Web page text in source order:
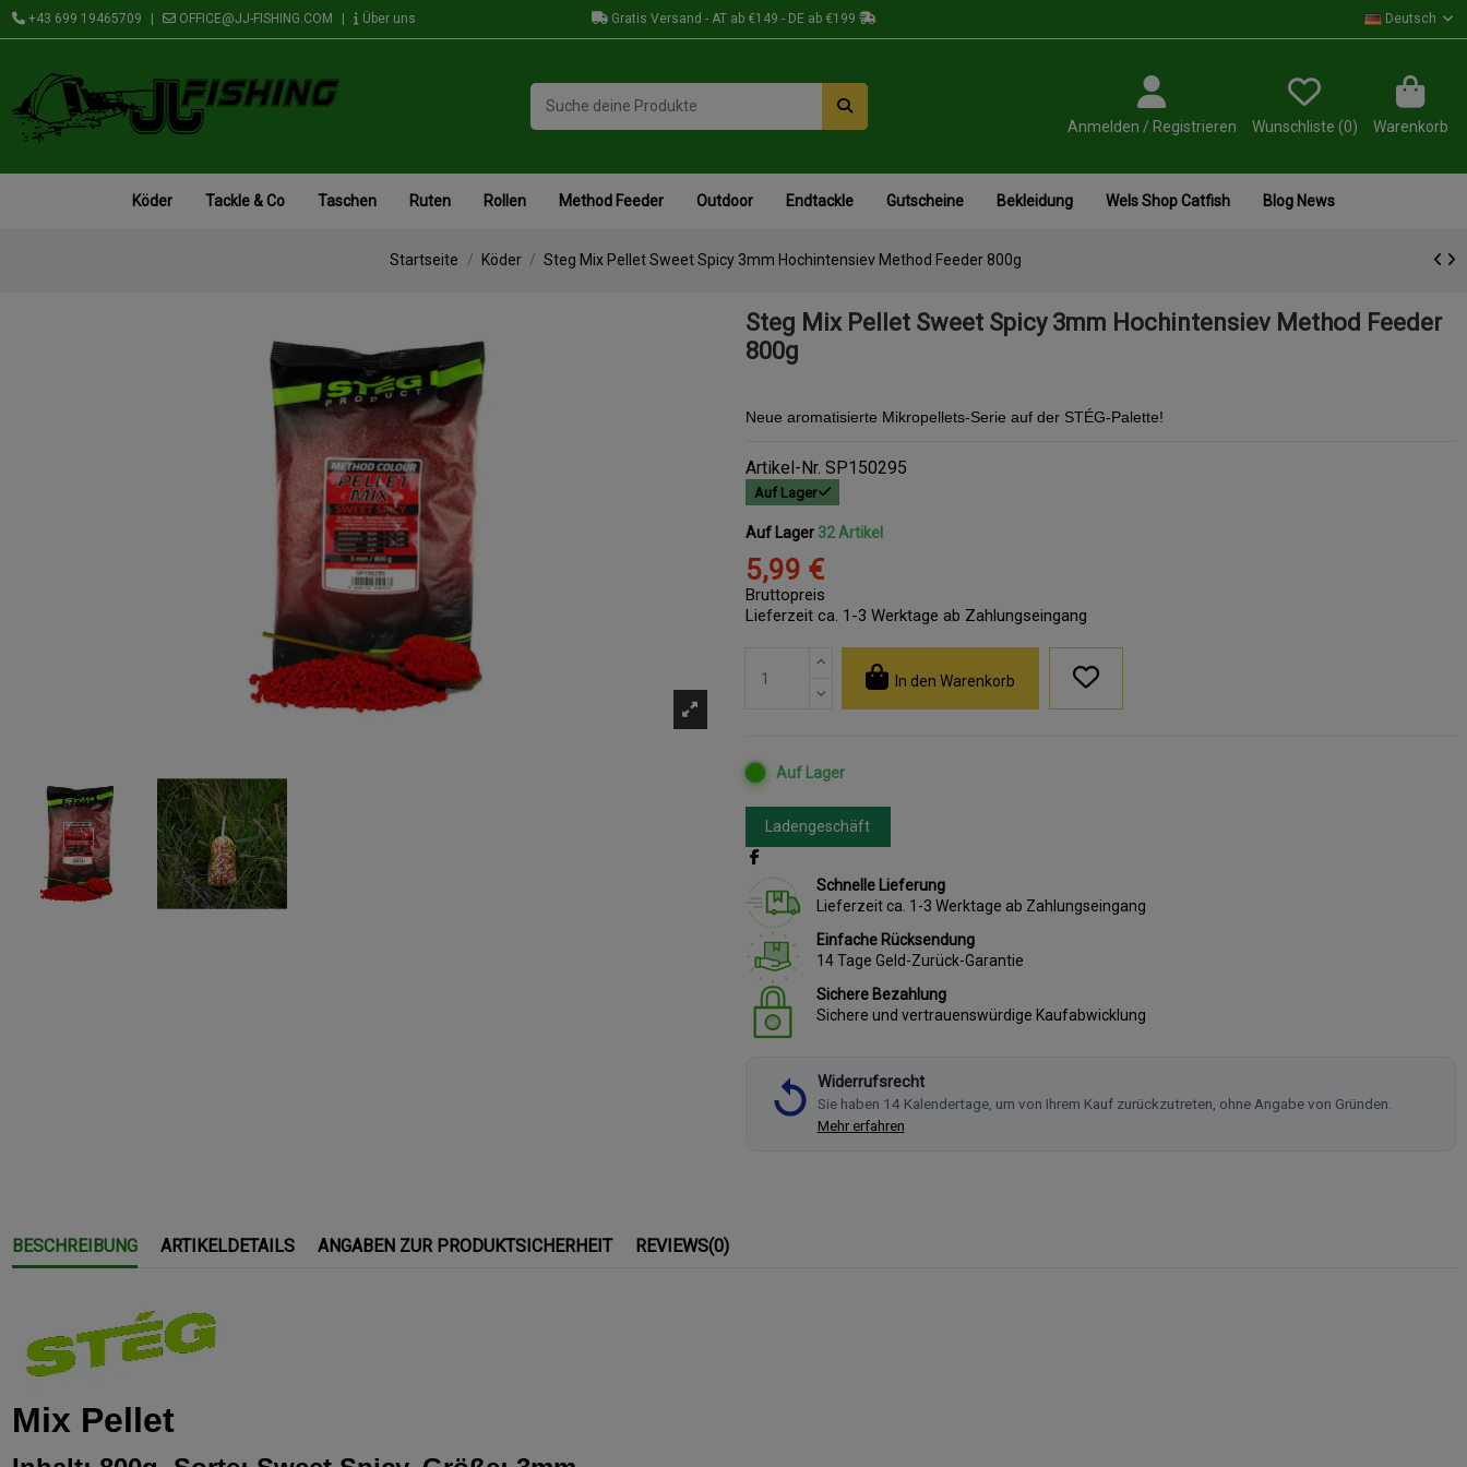
+43 699 19465709 OFFICE@JJ-FISHING.COM Über uns Gratis Versand - AT ab €149 - DE ab €199 Deutsch
Anmelden / Registrieren Wunschliste (0) Warenkorb
Köder Tackle & Co Taschen Ruten Rollen Method Feeder Outdoor Endtackle Gutscheine Bekleidung Wels Shop Catfish Blog News
Startseite Köder Steg Mix Pellet Sweet Spicy 3mm Hochintensiev Method Feeder 800g
Steg Mix Pellet Sweet Spicy 3mm Hochintensiev Method Feeder
800g
Neue aromatisierte Mikropellets-Serie auf der STÉG-Palette!
Artikel-Nr. SP150295
Auf Lager
Auf Lager 32 Artikel
5,99 €
Bruttopreis
Lieferzeit ca. 1-3 Werktage ab Zahlungseingang
In den Warenkorb
Auf Lager
Ladengeschäft
Schnelle Lieferung
Lieferzeit ca. 1-3 Werktage ab Zahlungseingang
Einfache Rücksendung
14 Tage Geld-Zurück-Garantie
Sichere Bezahlung
Sichere und vertrauenswürdige Kaufabwicklung
Widerrufsrecht
Sie haben 14 Kalendertage, um von Ihrem Kauf zurückzutreten, ohne Angabe von Gründen.
Mehr erfahren
BESCHREIBUNG ARTIKELDETAILS ANGABEN ZUR PRODUKTSICHERHEIT REVIEWS(0)
Mix Pellet